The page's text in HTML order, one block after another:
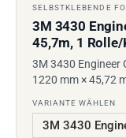
SELBSTKLEBENDE
3M 3430
45,7m, 1 Rolle/
3M 3430 Engineer
1220 mm × 45,72
VARIANTE WÄHLEN